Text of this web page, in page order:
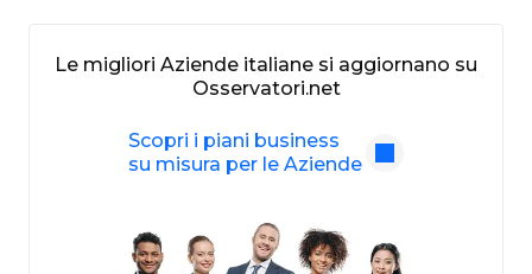
Le migliori Aziende italiane si aggiornano su
Osservatori.net
Scopri i piani business
su misura per le Aziende